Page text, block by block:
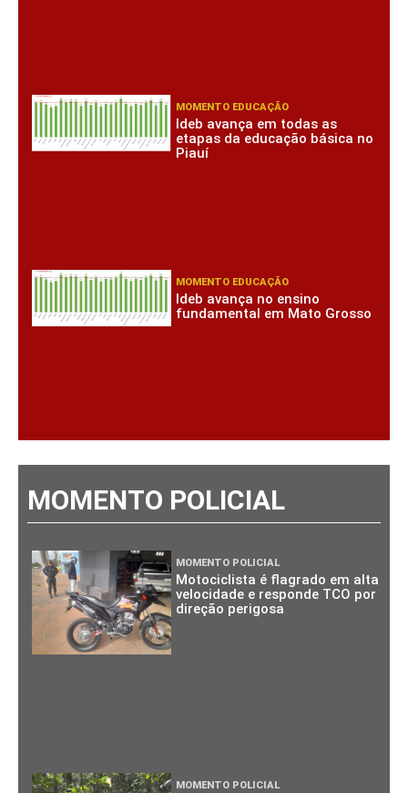
MOMENTO EDUCAÇÃO
Ideb avança em todas as
etapas da educação básica no
Piauí
MOMENTO EDUCAÇÃO
Ideb avança no ensino
fundamental em Mato Grosso
MOMENTO POLICIAL
MOMENTO POLICIAL
Motociclista é flagrado em alta
velocidade e responde TCO por
direção perigosa
MOMENTO POLICIAL